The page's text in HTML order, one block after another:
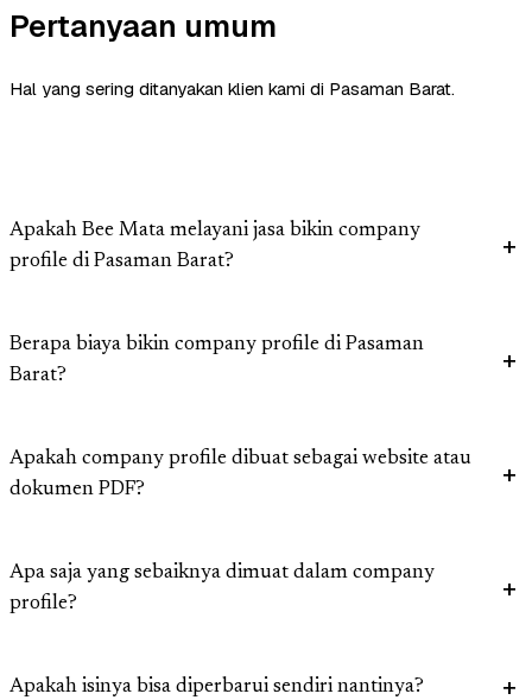
Pertanyaan umum
Hal yang sering ditanyakan klien kami di Pasaman Barat.
Apakah Bee Mata melayani jasa bikin company
profile di Pasaman Barat?
Berapa biaya bikin company profile di Pasaman
Barat?
Apakah company profile dibuat sebagai website atau
dokumen PDF?
Apa saja yang sebaiknya dimuat dalam company
profile?
Apakah isinya bisa diperbarui sendiri nantinya?